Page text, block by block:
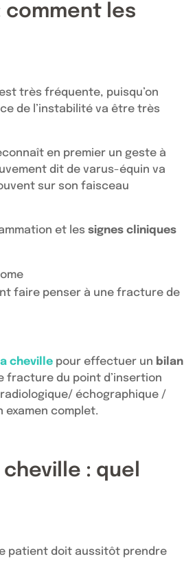
comment les
très fréquente, puisqu’on
de l’instabilité va être très
en premier un geste à
dit de varus-équin va
sur son faisceau
et les signes cliniques
faire penser à une fracture de
cheville pour effectuer un bilan
fracture du point d’insertion
échographique /
examen complet.
: quel
patient doit aussitôt prendre